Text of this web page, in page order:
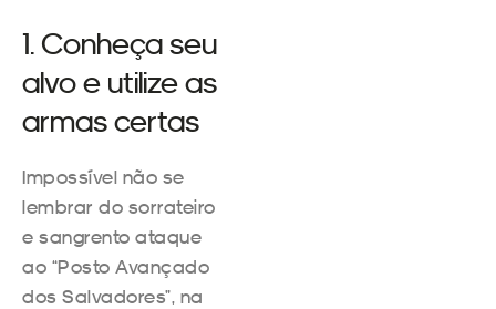
1. Conheça seu
alvo e utilize as
armas certas
Impossível não se
lembrar do sorrateiro
e sangrento ataque
ao “Posto Avançado
dos Salvadores”, na